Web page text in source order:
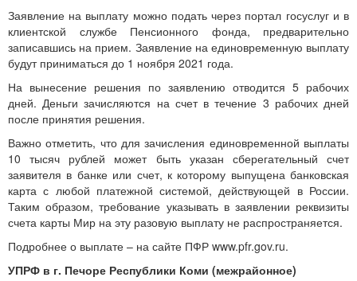
Заявление на выплату можно подать через портал госуслуг и в
клиентской службе Пенсионного фонда, предварительно
записавшись на прием. Заявление на единовременную выплату
будут приниматься до 1 ноября 2021 года.
На вынесение решения по заявлению отводится 5 рабочих
дней. Деньги зачисляются на счет в течение 3 рабочих дней
после принятия решения.
Важно отметить, что для зачисления единовременной выплаты
10 тысяч рублей может быть указан сберегательный счет
заявителя в банке или счет, к которому выпущена банковская
карта с любой платежной системой, действующей в России.
Таким образом, требование указывать в заявлении реквизиты
счета карты Мир на эту разовую выплату не распространяется.
Подробнее о выплате – на сайте ПФР www.pfr.gov.ru.
УПРФ в г. Печоре Республики Коми (межрайонное)